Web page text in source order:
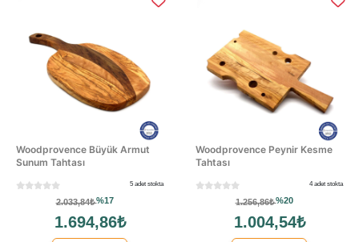
Woodprovence Büyük Armut
Sunum Tahtası
5 adet stokta
2.033,84₺%17
1.694,86₺
Woodprovence Peynir Kesme
Tahtası
4 adet stokta
1.256,86₺%20
1.004,54₺